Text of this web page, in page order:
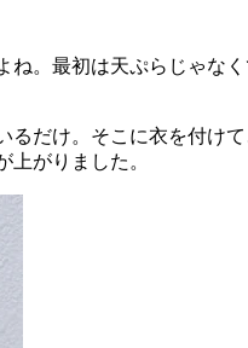
。最初は天ぷらじゃな
だけ。そこに衣を付け
がりました。